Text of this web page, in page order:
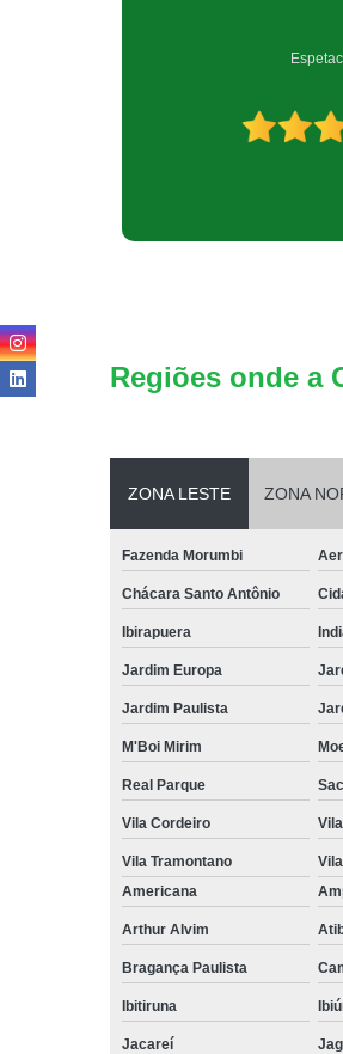
Empresa muito bem
Regiões onde a
ZONA LESTE ZONA
Fazenda Morumbi
Chácara Santo Antônio
Ibirapuera
Jardim Europa
Jardim Paulista
M'Boi Mirim
Real Parque
Vila Cordeiro
Vila Tramontano
Americana
Arthur Alvim
Bragança Paulista
Ibitiruna
Jacareí